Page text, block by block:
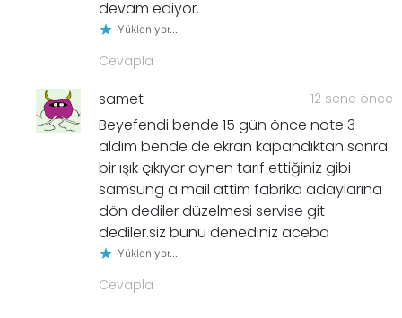
devam ediyor.
Yükleniyor...
Cevapla
samet 12 sene önce
Beyefendi bende 15 gün önce note 3
aldım bende de ekran kapandıktan sonra
bir ışık çıkıyor aynen tarif ettiğiniz gibi
samsung a mail attim fabrika adaylarına
dön dediler düzelmesi servise git
dediler.siz bunu denediniz aceba
Yükleniyor...
Cevapla